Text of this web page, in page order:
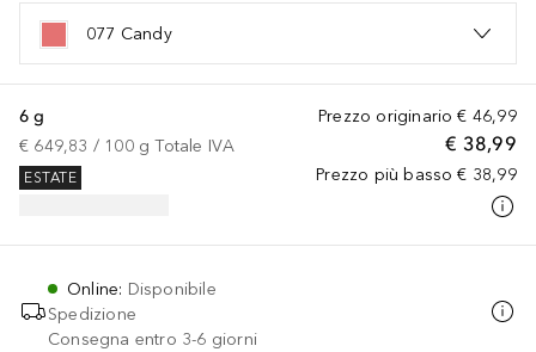
077 Candy
Prezzo originario € 46,99
€ 38,99
Prezzo più basso € 38,99
6 g
€ 649,83 / 100 g Totale IVA
ESTATE
Online: Disponibile
Spedizione
Consegna entro 3-6 giorni